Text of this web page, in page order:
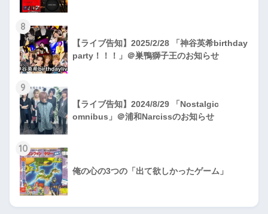
8
【ライブ告知】2025/2/28 「神谷英希birthday
party！！！」＠巣鴨獅子王のお知らせ
9
【ライブ告知】2024/8/29 「Nostalgic
omnibus」＠浦和Narcissのお知らせ
10
俺の心の3つの「出て欲しかったゲーム」